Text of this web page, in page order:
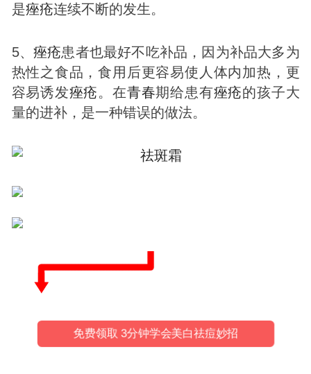
是痤疮连续不断的发生。
5、 痤疮患者也最好不吃补品，因为补品大多为
热性之食品，食用后更容易使人体内加热，更
容易诱发痤疮。在青春期给患有痤疮的孩子大
量的进补，是一种错误的做法。
免费领取 3分钟学会美白祛痘妙招